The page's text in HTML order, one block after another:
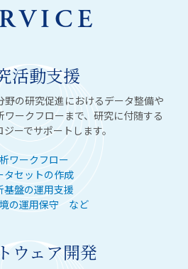
活動支援
の研究促進におけるデータ整備や
ークフローまで、研究に付随する
ーでサポートします。
ワークフロー
タセットの作成
基盤の運用支援
の運用保守 など
ウェア開発